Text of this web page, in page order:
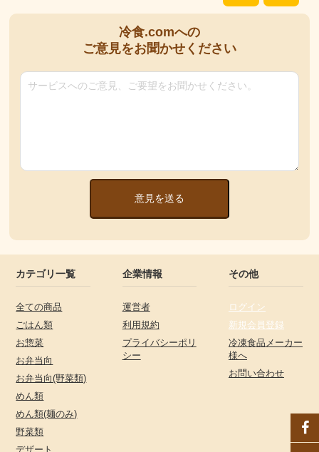
冷食.comへの
ご意見をお聞かせください
意見を送る
カテゴリ一覧
全ての商品
ごはん類
お惣菜
お弁当向
お弁当向(野菜類)
めん類
めん類(麺のみ)
野菜類
デザート
企業情報
運営者
利用規約
プライバシーポリ
シー
その他
ログイン
新規会員登録
冷凍食品メーカー
様へ
お問い合わせ